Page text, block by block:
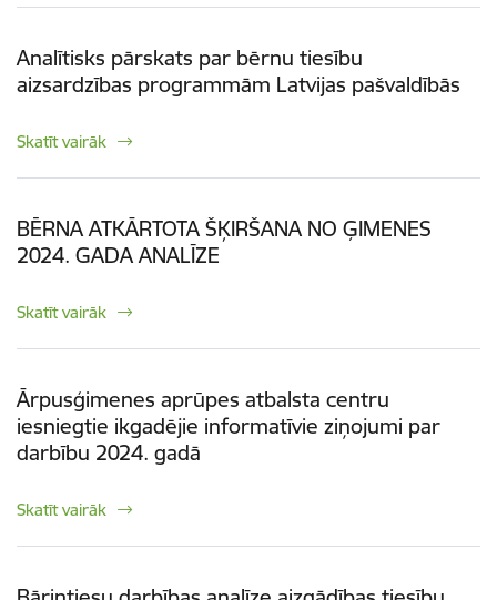
Analītisks pārskats par bērnu tiesību
aizsardzības programmām Latvijas pašvaldībās
Skatīt vairāk
BĒRNA ATKĀRTOTA ŠĶIRŠANA NO ĢIMENES
2024. GADA ANALĪZE
Skatīt vairāk
Ārpusģimenes aprūpes atbalsta centru
iesniegtie ikgadējie informatīvie ziņojumi par
darbību 2024. gadā
Skatīt vairāk